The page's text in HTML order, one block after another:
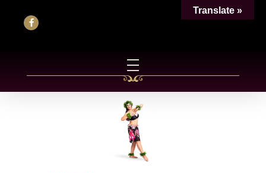
Translate »